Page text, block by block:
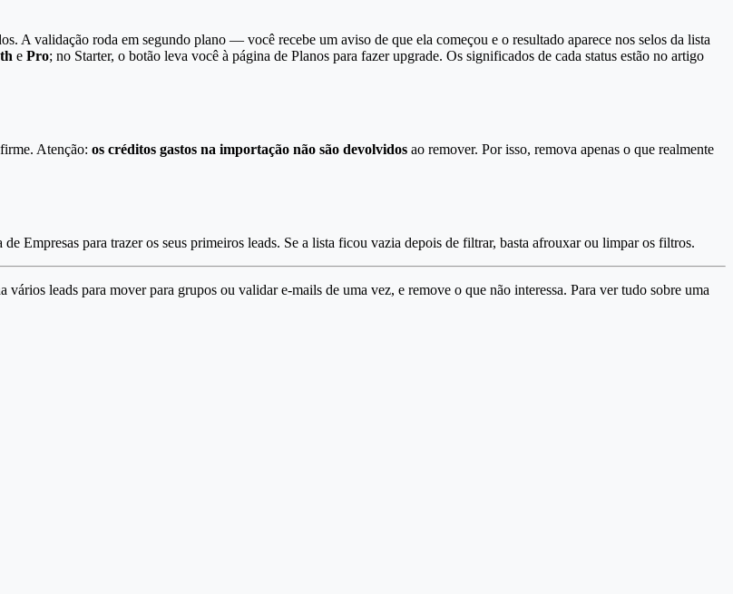
A validação roda em segundo plano — você recebe um aviso de que ela começou e o resultado aparece nos selos da lista
e Pro; no Starter, o botão leva você à página de Planos para fazer upgrade. Os significados de cada status estão no artigo
Atenção: os créditos gastos na importação não são devolvidos ao remover. Por isso, remova apenas o que realmente
Empresas para trazer os seus primeiros leads. Se a lista ficou vazia depois de filtrar, basta afrouxar ou limpar os filtros.
leads para mover para grupos ou validar e-mails de uma vez, e remove o que não interessa. Para ver tudo sobre uma